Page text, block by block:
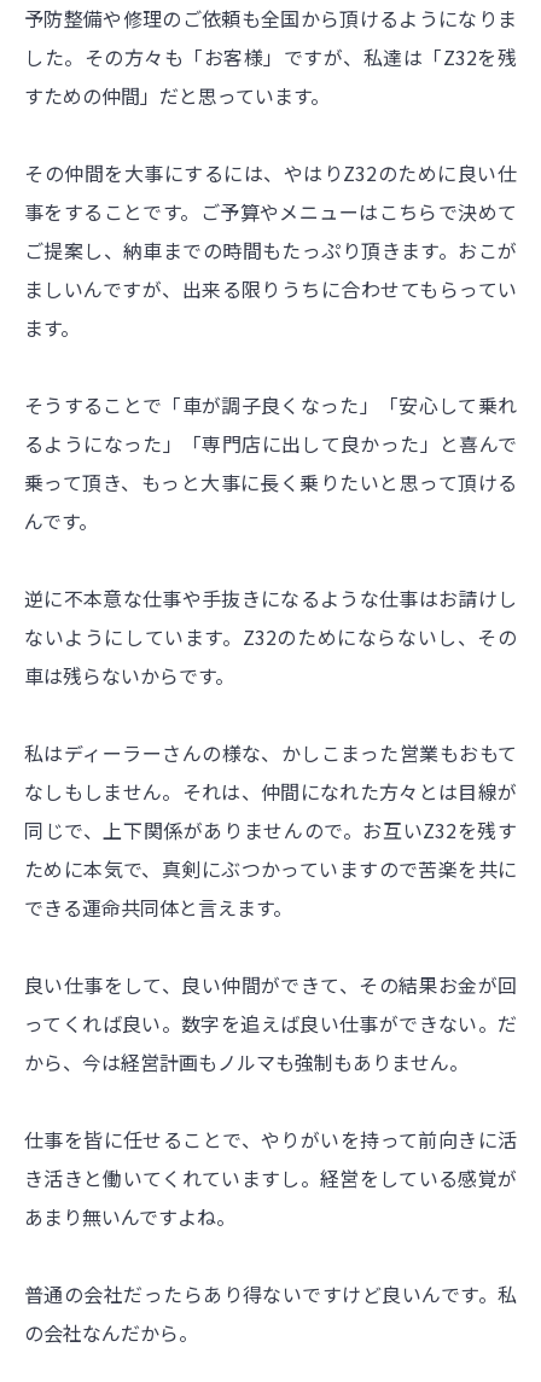
予防整備や修理のご依頼も全国から頂けるようになりま
した。その方々も「お客様」ですが、私達は「Z32を残
すための仲間」だと思っています。
その仲間を大事にするには、やはりZ32のために良い仕
事をすることです。ご予算やメニューはこちらで決めて
ご提案し、納車までの時間もたっぷり頂きます。おこが
ましいんですが、出来る限りうちに合わせてもらってい
ます。
そうすることで「車が調子良くなった」「安心して乗れ
るようになった」「専門店に出して良かった」と喜んで
乗って頂き、もっと大事に長く乗りたいと思って頂ける
んです。
逆に不本意な仕事や手抜きになるような仕事はお請けし
ないようにしています。Z32のためにならないし、その
車は残らないからです。
私はディーラーさんの様な、かしこまった営業もおもて
なしもしません。それは、仲間になれた方々とは目線が
同じで、上下関係がありませんので。お互いZ32を残す
ために本気で、真剣にぶつかっていますので苦楽を共に
できる運命共同体と言えます。
良い仕事をして、良い仲間ができて、その結果お金が回
ってくれば良い。数字を追えば良い仕事ができない。だ
から、今は経営計画もノルマも強制もありません。
仕事を皆に任せることで、やりがいを持って前向きに活
き活きと働いてくれていますし。経営をしている感覚が
あまり無いんですよね。
普通の会社だったらあり得ないですけど良いんです。私
の会社なんだから。